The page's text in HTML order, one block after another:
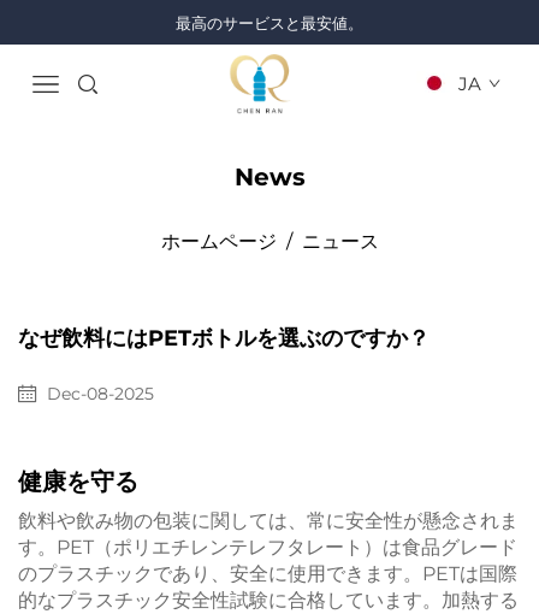
最高のサービスと最安値。
JA
ホームページ / ニュース
News
なぜ飲料にはPETボトルを選ぶのですか？
Dec-08-2025
健康を守る
飲料や飲み物の包装に関しては、常に安全性が懸念されま
す。PET（ポリエチレンテレフタレート）は食品グレード
のプラスチックであり、安全に使用できます。PETは国際
的なプラスチック安全性試験に合格しています。加熱する